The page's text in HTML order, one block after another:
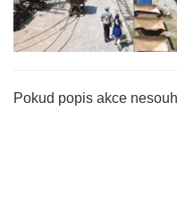
Pokud popis akce